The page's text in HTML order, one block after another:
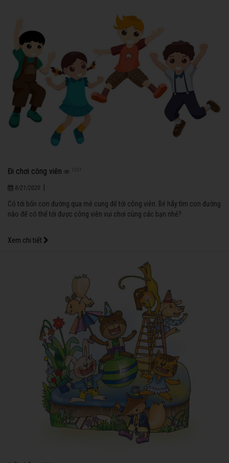
Đi chơi công viên 1227
8/21/2020
Có tới bốn con đường qua mê cung để tới công viên. Bé hãy tìm con đường
nào để có thể tới được công viên vui chơi cùng các bạn nhé?
Xem chi tiết